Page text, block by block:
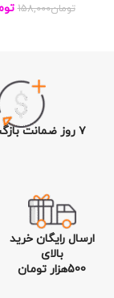
تومان158,000
۷ روز ضمانت بازگشت وجه
ارسال رایگان خرید
بالای
500هزار تومان